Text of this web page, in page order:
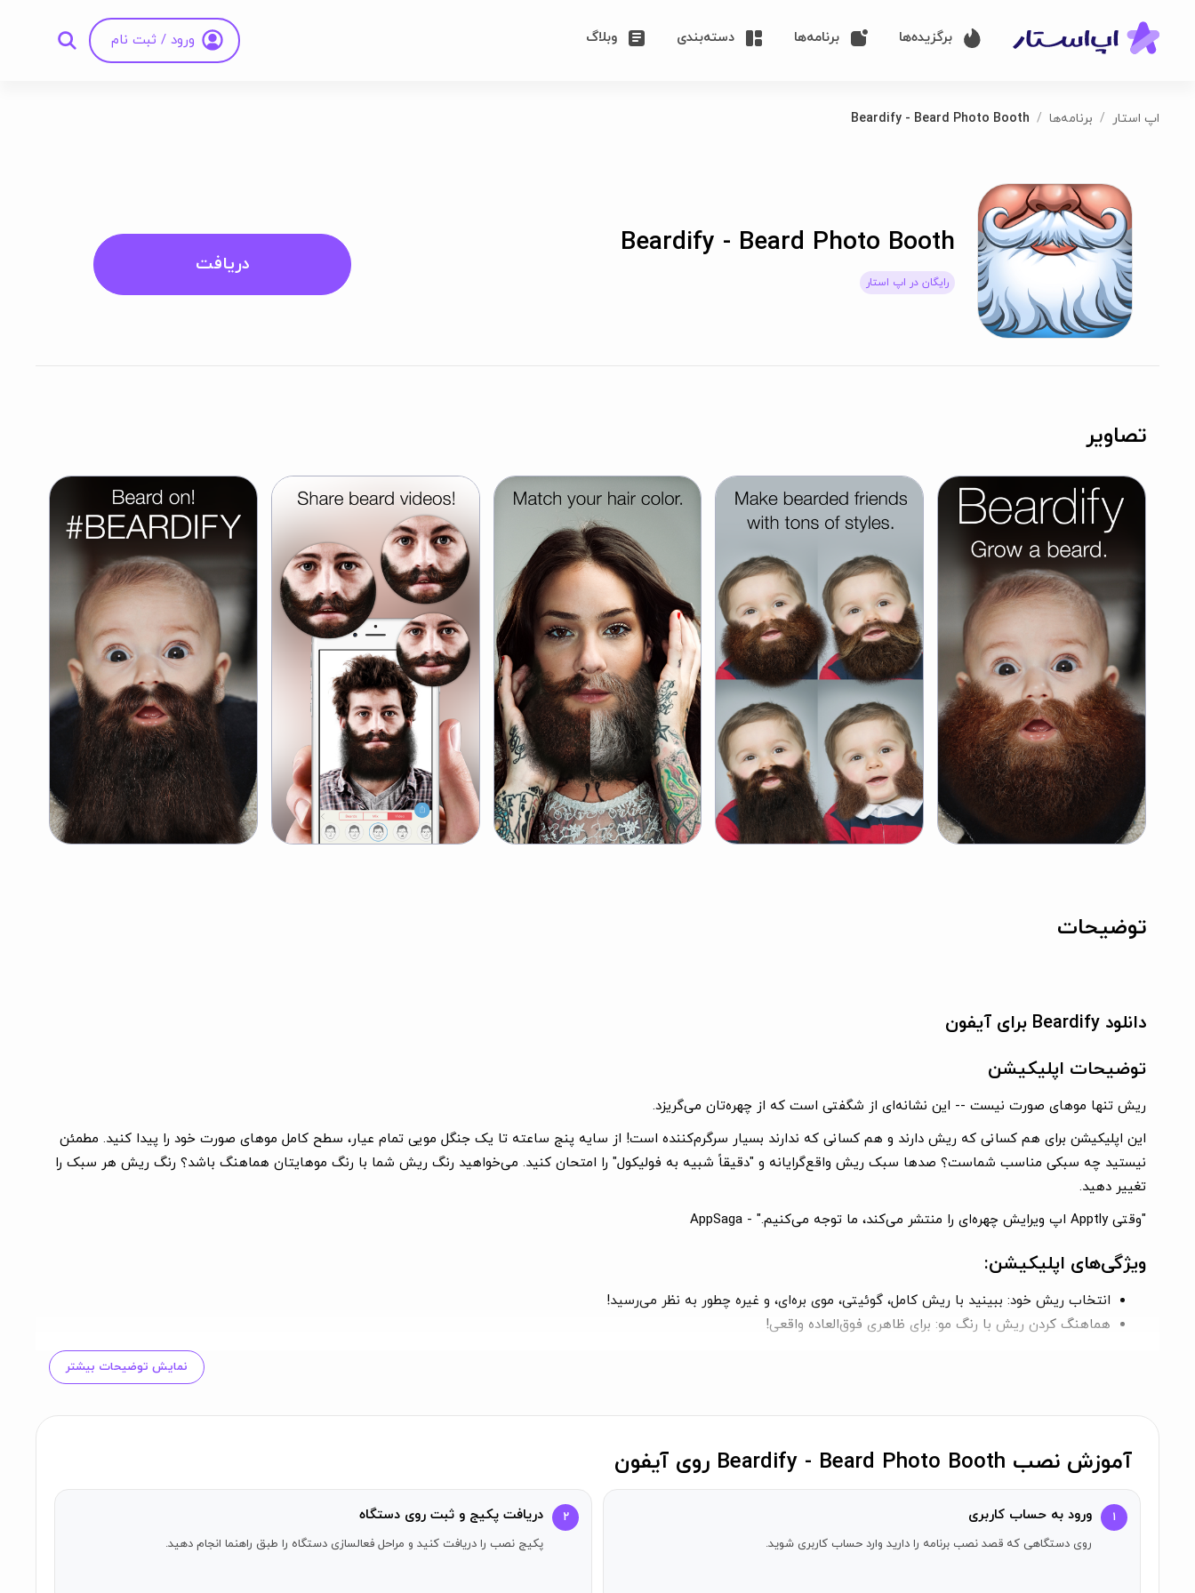
برگزیده‌ها برنامه‌ها دسته‌بندی وبلاگ ورود / ثبت نام
اپ استار برنامه‌ها Beardify - Beard Photo Booth
Beardify - Beard Photo Booth
رایگان در اپ استار
دریافت
تصاویر
توضیحات
دانلود Beardify برای آیفون
توضیحات اپلیکیشن
ریش تنها موهای صورت نیست -- این نشانه‌ای از شگفتی است که از چهره‌تان می‌گریزد.
این اپلیکیشن برای هم کسانی که ریش دارند و هم کسانی که ندارند بسیار سرگرم‌کننده است! از سایه پنج ساعته تا یک جنگل مویی تمام عیار، سطح کامل موهای صورت خود را پیدا کنید. مطمئن
نیستید چه سبکی مناسب شماست؟ صدها سبک ریش واقع‌گرایانه و "دقیقاً شبیه به فولیکول" را امتحان کنید. می‌خواهید رنگ ریش شما با رنگ موهایتان هماهنگ باشد؟ رنگ ریش هر سبک را
تغییر دهید.
"وقتی Apptly اپ ویرایش چهره‌ای را منتشر می‌کند، ما توجه می‌کنیم."
- AppSaga
ویژگی‌های اپلیکیشن:
انتخاب ریش خود: ببینید با ریش کامل، گوئیتی، موی بره‌ای، و غیره چطور به نظر می‌رسید!
هماهنگ کردن ریش با رنگ مو: برای ظاهری فوق‌العاده واقعی!
دوستان ریش‌دار بسازید:یا حیوانات خانگی/اعضای خانواده مویی!
عکس‌ها و ویدیوها را از طریق اینستاگرام، توییتر، فیسبوک، مسنجر، MMS، What's App، LINE، یوتیوب و ایمیل به اشتراک بگذارید.
سبک‌های جدید ریش:
سبک کوتاه:چون حتی بزرگ‌ترین ریش‌ها یک آغاز humble دارند.
نمایش توضیحات بیشتر
آموزش نصب Beardify - Beard Photo Booth روی آیفون
۱ ورود به حساب کاربری
روی دستگاهی که قصد نصب برنامه را دارید وارد حساب کاربری شوید.
۲ دریافت پکیج و ثبت روی دستگاه
پکیج نصب را دریافت کنید و مراحل فعالسازی دستگاه را طبق راهنما انجام دهید.